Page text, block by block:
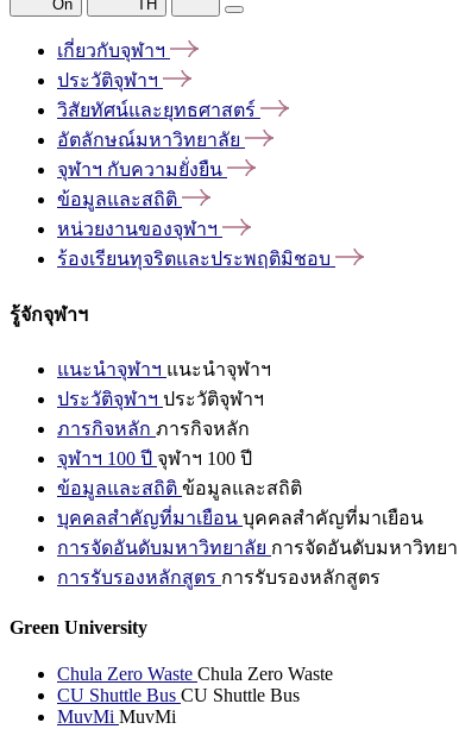
On TH
เกี่ยวกับจุฬาฯ
ประวัติจุฬาฯ
วิสัยทัศน์และยุทธศาสตร์
อัตลักษณ์มหาวิทยาลัย
จุฬาฯ กับความยั่งยืน
ข้อมูลและสถิติ
หน่วยงานของจุฬาฯ
ร้องเรียนทุจริตและประพฤติมิชอบ
รู้จักจุฬาฯ
แนะนำจุฬาฯ แนะนำจุฬาฯ
ประวัติจุฬาฯ ประวัติจุฬาฯ
ภารกิจหลัก ภารกิจหลัก
จุฬาฯ 100 ปี จุฬาฯ 100 ปี
ข้อมูลและสถิติ ข้อมูลและสถิติ
บุคคลสำคัญที่มาเยือน บุคคลสำคัญที่มาเยือน
การจัดอันดับมหาวิทยาลัย การจัดอันดับมหาวิทย
การรับรองหลักสูตร การรับรองหลักสูตร
Green University
Chula Zero Waste Chula Zero Waste
CU Shuttle Bus CU Shuttle Bus
MuvMi MuvMi